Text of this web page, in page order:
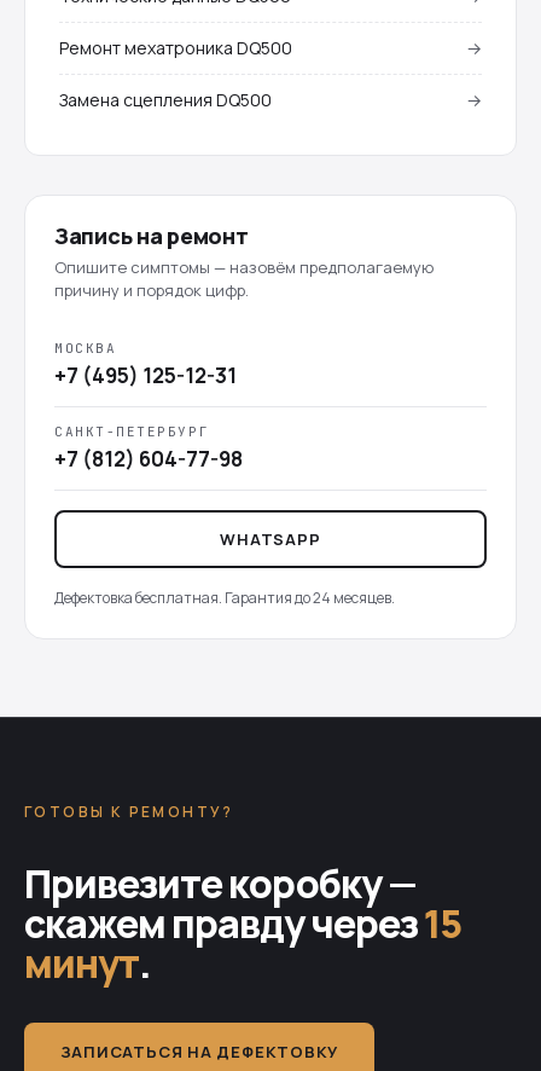
Ремонт мехатроника DQ500 →
Замена сцепления DQ500 →
Запись на ремонт
Опишите симптомы — назовём предполагаемую
причину и порядок цифр.
МОСКВА
+7 (495) 125-12-31
САНКТ-ПЕТЕРБУРГ
+7 (812) 604-77-98
WHATSAPP
Дефектовка бесплатная. Гарантия до 24 месяцев.
ГОТОВЫ К РЕМОНТУ?
Привезите коробку —
скажем правду через15
минут.
ЗАПИСАТЬСЯ НА ДЕФЕКТОВКУ